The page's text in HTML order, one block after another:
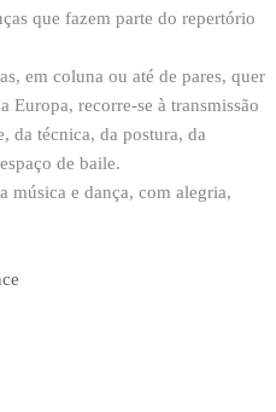
que fazem parte do repertório
em coluna ou até de pares, quer
Europa, recorre-se à transmissão
da técnica, da postura, da
de baile.
música e dança, com alegria,